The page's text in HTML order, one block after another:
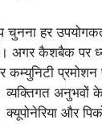
हर
अगर कैशबैक पर
प्रमोशन
व्यक्तिगत अनुभवों
और